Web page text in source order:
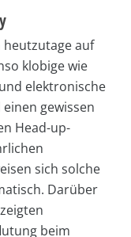
heutzutage auf
klobige wie
elektronische
gewissen
Head-up-
sich solche
Darüber
beim